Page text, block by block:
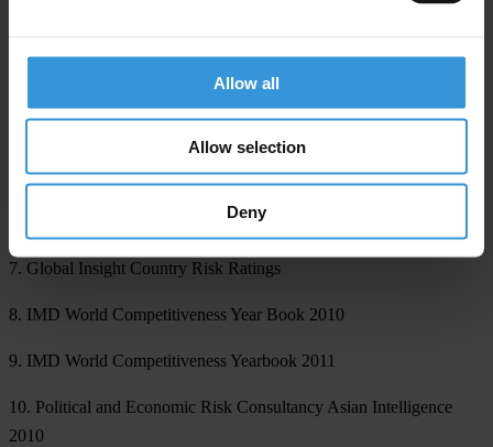
Allow all
Allow selection
Deny
3. Bertelsmann Foundation Sustainable Governance Indicators
5. Economist Intelligence Unit Country Risk Assessment
6. Freedom House Nations In Transit
7. Global Insight Country Risk Ratings
8. IMD World Competitiveness Year Book 2010
9. IMD World Competitiveness Yearbook 2011
10. Political and Economic Risk Consultancy Asian Intelligence
2010